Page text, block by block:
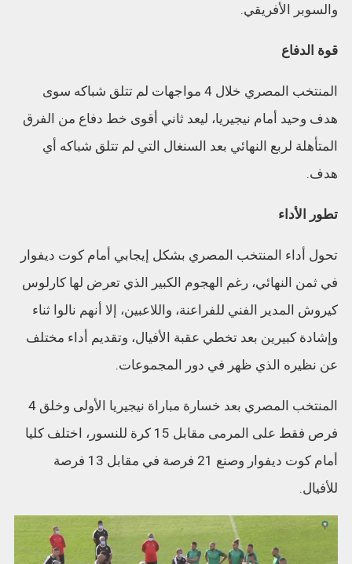
والسوبر الأفريقي.
قوة الدفاع
المنتخب المصري خلال 4 مواجهات لم تتلق شباكه سوى
هدف وحيد أمام نيجيريا، ليعد ثاني أقوى خط دفاع من الفرق
المتأهلة لربع النهائي بعد السنغال التي لم تتلق شباكه أي
هدف.
تطور الأداء
تحول أداء المنتخب المصري بشكل إيجابي أمام كوت ديفوار
في ثمن النهائي، رغم الهجوم الكبير الذي تعرض لها كارلوس
كيروش المدير الفني للفراعنة، واللاعبين، إلا أنهم نالوا ثناء
وإشادة كبيرين بعد تخطي عقبة الأفيال، وتقديم أداء مختلف
عن نظيره الذي ظهر في دور المجموعات.
المنتخب المصري بعد خسارة مباراة نيجيريا الأولى وخلق 4
فرص فقط على المرمى مقابل 15 كرة للنسور، اختلف كليا
أمام كوت ديفوار وصنع 21 فرصة في مقابل 13 فرصة
للأفيال.